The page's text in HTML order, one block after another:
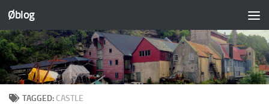
Skip to content
Øblog
TAGGED: CASTLE